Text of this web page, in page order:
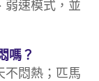
弱速模式，並
嗎？
不悶熱；匹馬